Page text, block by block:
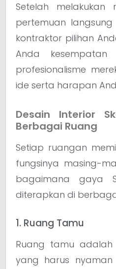
Setelah melakukan
pertemuan
kontraktor pilihan
Anda kesempatan
profesionalisme
ide serta harapan
Desain Interior
Berbagai Ruang
Setiap ruangan
fungsinya masing-
bagaimana gaya
diterapkan di
1. Ruang Tamu
Ruang tamu
yang harus